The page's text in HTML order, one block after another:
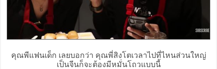
คุณพีแฟนเด็ก เลยบอกว่า คุณพี่สิงโตเวลาไปที่ไหนส่วนใหญ่
เป็นจีนก็จะต้องมีหมั่นโถวแบบนี้